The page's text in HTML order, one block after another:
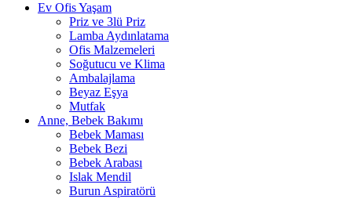
Ev Ofis Yaşam
Priz ve 3lü Priz
Lamba Aydınlatama
Ofis Malzemeleri
Soğutucu ve Klima
Ambalajlama
Beyaz Eşya
Mutfak
Anne, Bebek Bakımı
Bebek Maması
Bebek Bezi
Bebek Arabası
Islak Mendil
Burun Aspiratörü